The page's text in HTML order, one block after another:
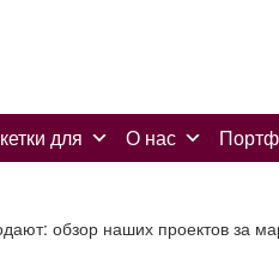
для О нас
обзор наших проектов за